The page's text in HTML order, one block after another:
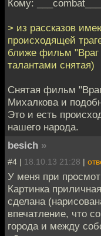
Кому:
> из рассказов
происходящей
ближе фильм
талантами снятая)
Снятая фильм
Михалкова и
Это и есть
нашего народа.
besich »
#4 | 18.10.13 21:28 |
У меня при
Картинка
сделана
впечатление, что
города и между